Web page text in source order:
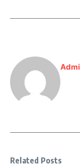
Related Posts